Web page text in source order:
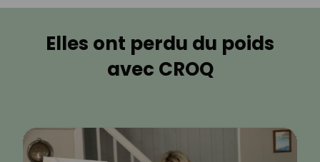
Elles ont perdu du poids
avec CROQ